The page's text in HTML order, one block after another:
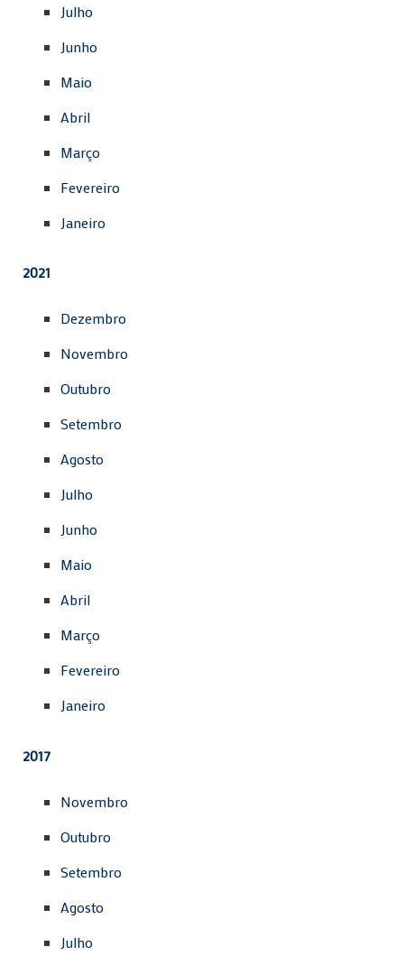
Julho
Junho
Maio
Abril
Março
Fevereiro
Janeiro
2021
Dezembro
Novembro
Outubro
Setembro
Agosto
Julho
Junho
Maio
Abril
Março
Fevereiro
Janeiro
2017
Novembro
Outubro
Setembro
Agosto
Julho